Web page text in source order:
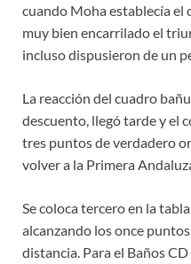
cuando Moha establecía el
muy bien encarrilado el
incluso dispusieron de un
La reacción del cuadro
descuento, llegó tarde y el
tres puntos de verdadero
volver a la Primera
Se coloca tercero en la
alcanzando los once
distancia. Para el Baños